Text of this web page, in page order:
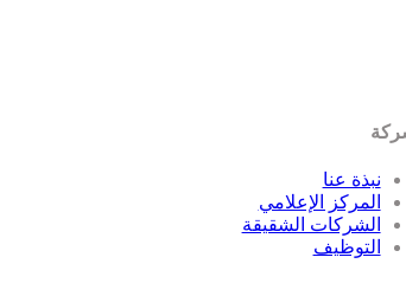
نبذة عنا
المركز الإعلامي
الشركات الشقيقة
التوظيف